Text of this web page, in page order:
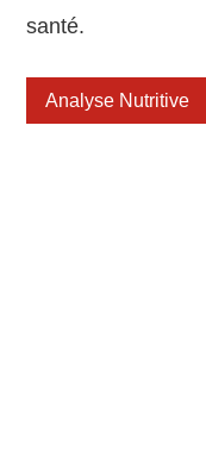
santé.
Analyse Nutritive